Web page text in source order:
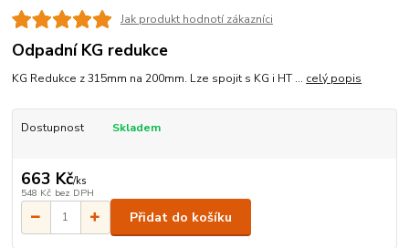
Jak produkt hodnotí zákazníci
Odpadní KG redukce
KG Redukce z 315mm na 200mm. Lze spojit s KG i HT ... celý popis
Dostupnost Skladem
663 Kč/ks
548 Kč bez DPH
Přidat do košíku